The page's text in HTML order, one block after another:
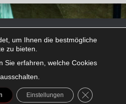
SNAPCHAT THREADS TIKTOK X
um Ihnen die bestmögliche
zu bieten.
Sie erfahren, welche Cookies
Einstellungen GDPR